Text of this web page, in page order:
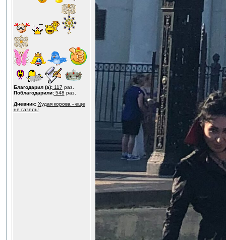
Благодарил (а):117 раз.
Поблагодарили:548 раз.
Дневник: Худая корова - еще
не газель!